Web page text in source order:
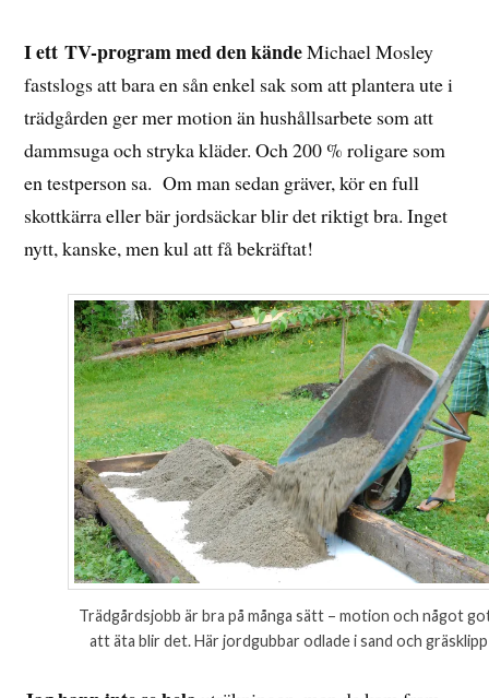
2017
I ett TV-program med den kändeMichael Mosley
fastslogs att bara en sån enkel sak som att plantera ute i
trädgården ger mer motion än hushållsarbete som att
dammsuga och stryka kläder. Och 200 % roligare som
en testperson sa. Om man sedan gräver, kör en full
skottkärra eller bär jordsäckar blir det riktigt bra. Inget
nytt, kanske, men kul att få bekräftat!
Trädgårdsjobb är bra på många sätt – motion och något
att äta blir det. Här jordgubbar odlade i sand och gräsklipp